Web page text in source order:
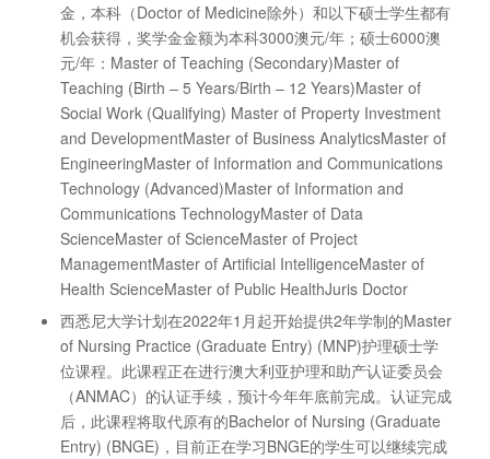
金，本科（Doctor of Medicine除外）和以下硕士学生都有
机会获得，奖学金金额为本科3000澳元/年；硕士6000澳
元/年：Master of Teaching (Secondary)Master of
Teaching (Birth – 5 Years/Birth – 12 Years)Master of
Social Work (Qualifying) Master of Property Investment
and DevelopmentMaster of Business AnalyticsMaster of
EngineeringMaster of Information and Communications
Technology (Advanced)Master of Information and
Communications TechnologyMaster of Data
ScienceMaster of ScienceMaster of Project
ManagementMaster of Artificial IntelligenceMaster of
Health ScienceMaster of Public HealthJuris Doctor
西悉尼大学计划在2022年1月起开始提供2年学制的Master
of Nursing Practice (Graduate Entry) (MNP)护理硕士学
位课程。此课程正在进行澳大利亚护理和助产认证委员会
（ANMAC）的认证手续，预计今年年底前完成。认证完成
后，此课程将取代原有的Bachelor of Nursing (Graduate
Entry) (BNGE)，目前正在学习BNGE的学生可以继续完成